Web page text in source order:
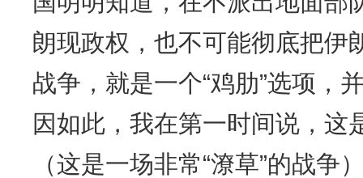
朗现政权，也不可能彻底把伊
战争，就是一个“鸡肋”选项，
因如此，我在第一时间说，这
（这是一场非常“潦草”的战争